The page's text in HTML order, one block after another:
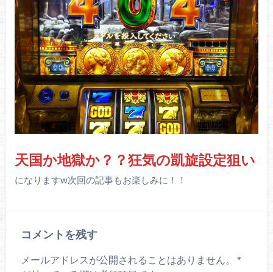
天国か地獄か？？狂気の凱旋設定狙い
になりますw次回の記事もお楽しみに！！
コメントを残す
メールアドレスが公開されることはありません。
*